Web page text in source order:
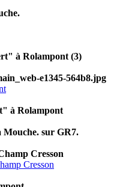
à Rolampont (3)
e1345-564b8.jpg
à Rolampont
Mouche. sur GR7.
Cresson
Cresson